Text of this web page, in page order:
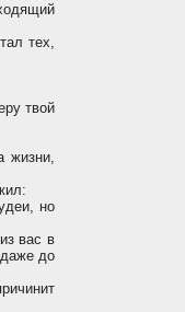
тех,
твой
жизни,
но
вас в
до